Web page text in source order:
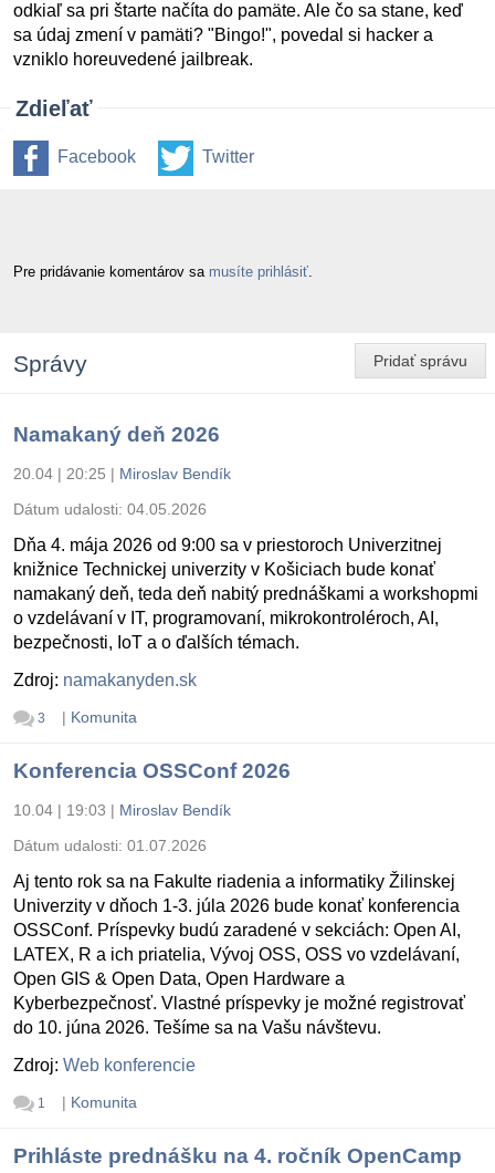
odkiaľ sa pri štarte načíta do pamäte. Ale čo sa stane, keď
sa údaj zmení v pamäti? "Bingo!", povedal si hacker a
vzniklo horeuvedené jailbreak.
Zdieľať
Facebook Twitter
Pre pridávanie komentárov sa musíte prihlásiť
Pridať správu
Správy
Namakaný deň 2026
20.04 | 20:25 | Miroslav Bendík
Dátum udalosti: 04.05.2026
Dňa 4. mája 2026 od 9:00 sa v priestoroch Univerzitnej
knižnice Technickej univerzity v Košiciach bude konať
namakaný deň, teda deň nabitý prednáškami a workshopmi
o vzdelávaní v IT, programovaní, mikrokontroléroch, AI,
bezpečnosti, IoT a o ďalších témach.
Zdroj: namakanyden.sk
3 | Komunita
Konferencia OSSConf 2026
10.04 | 19:03 | Miroslav Bendík
Dátum udalosti: 01.07.2026
Aj tento rok sa na Fakulte riadenia a informatiky Žilinskej
Univerzity v dňoch 1-3. júla 2026 bude konať konferencia
OSSConf. Príspevky budú zaradené v sekciách: Open AI,
LATEX, R a ich priatelia, Vývoj OSS, OSS vo vzdelávaní,
Open GIS & Open Data, Open Hardware a
Kyberbezpečnosť. Vlastné príspevky je možné registrovať
do 10. júna 2026. Tešíme sa na Vašu návštevu.
Zdroj: Web konferencie
1 | Komunita
Prihláste prednášku na 4. ročník OpenCamp